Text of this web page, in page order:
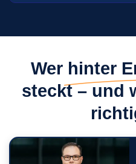
Wer hinter
steckt – und